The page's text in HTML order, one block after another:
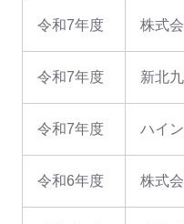
令和7年度 株式
令和7年度 新北
令和7年度 ハイ
令和6年度 株式